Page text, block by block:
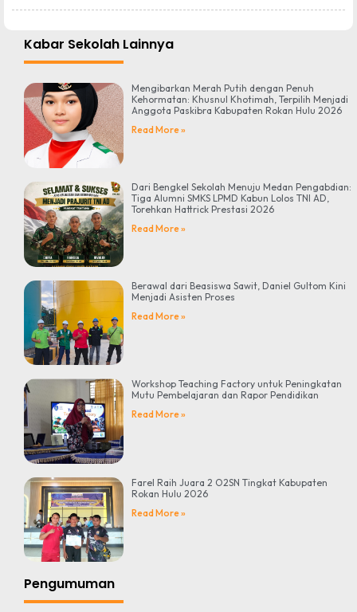
Kabar Sekolah Lainnya
Mengibarkan Merah Putih dengan Penuh
Kehormatan: Khusnul Khotimah, Terpilih Menjadi
Anggota Paskibra Kabupaten Rokan Hulu 2026
Read More »
Dari Bengkel Sekolah Menuju Medan Pengabdian:
Tiga Alumni SMKS LPMD Kabun Lolos TNI AD,
Torehkan Hattrick Prestasi 2026
Read More »
Berawal dari Beasiswa Sawit, Daniel Gultom Kini
Menjadi Asisten Proses
Read More »
Workshop Teaching Factory untuk Peningkatan
Mutu Pembelajaran dan Rapor Pendidikan
Read More »
Farel Raih Juara 2 O2SN Tingkat Kabupaten
Rokan Hulu 2026
Read More »
Pengumuman